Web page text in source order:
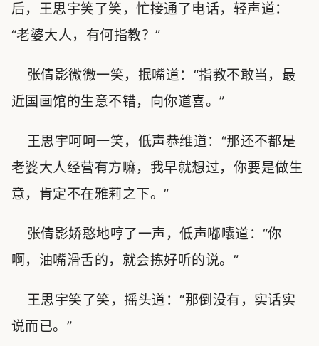
后，王思宇笑了笑，忙接通了电话，轻声道：
“老婆大人，有何指教？”
张倩影微微一笑，抿嘴道：“指教不敢当，最
近国画馆的生意不错，向你道喜。”
王思宇呵呵一笑，低声恭维道：“那还不都是
老婆大人经营有方嘛，我早就想过，你要是做生
意，肯定不在雅莉之下。”
张倩影娇憨地哼了一声，低声嘟囔道：“你
啊，油嘴滑舌的，就会拣好听的说。”
王思宇笑了笑，摇头道：“那倒没有，实话实
说而已。”